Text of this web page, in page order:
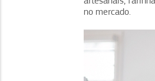
no mercado.